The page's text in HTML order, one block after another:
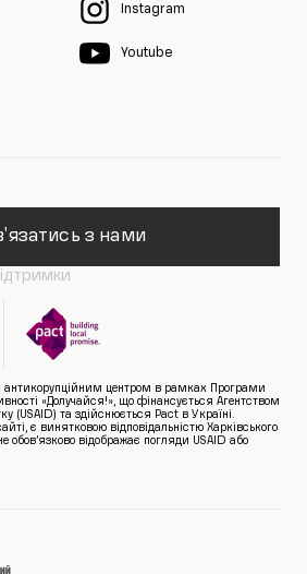
Instagram
Youtube
з нами
антикорупційним центром в рамках Програми
«Долучайся!», що фінансується Агентством
(USAID) та здійснюється Pact в Україні.
є винятковою відповідальністю Харківського
обов’язково відображає погляди USAID або